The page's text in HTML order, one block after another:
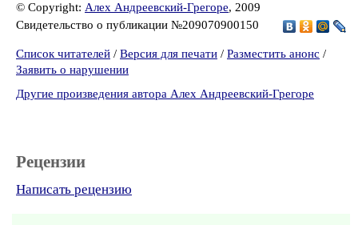
© Copyright: Алех Андреевский-Грегоре, 2009
Свидетельство о публикации №209070900150
Список читателей / Версия для печати / Разместить анонс /
Заявить о нарушении
Другие произведения автора Алех Андреевский-Грегоре
Рецензии
Написать рецензию